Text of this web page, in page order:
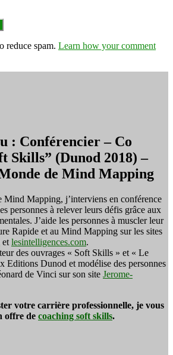
reduce spam. Learn how your comment
: Conférencier – Co
Skills” (Dunod 2018) –
de Mind Mapping
Mind Mapping, j’interviens en conférence
personnes à relever leurs défis grâce aux
J’aide les personnes à muscler leur
Rapide et au Mind Mapping sur les sites
et lesintelligences.com.
des ouvrages « Soft Skills » et « Le
Editions Dunod et modélise des personnes
de Vinci sur son site Jerome-
votre carrière professionnelle, je vous
offre de coaching soft skills.